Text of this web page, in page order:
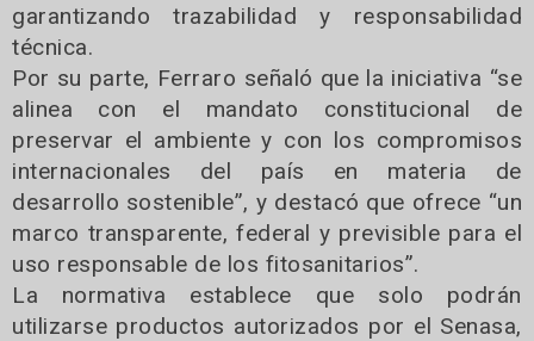
garantizando trazabilidad y responsabilidad
técnica.
Por su parte, Ferraro señaló que la iniciativa “se
alinea con el mandato constitucional de
preservar el ambiente y con los compromisos
internacionales del país en materia de
desarrollo sostenible”, y destacó que ofrece “un
marco transparente, federal y previsible para el
uso responsable de los fitosanitarios”.
La normativa establece que solo podrán
utilizarse productos autorizados por el Senasa,